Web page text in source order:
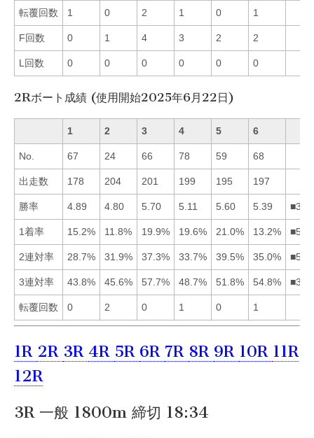
転覆回数 1 0 2 1 0 1
F回数 0 1 4 3 2 2
L回数 0 0 0 0 0 0
2Rボート成績 (使用開始2025年6月22日)
1 2 3 4 5 6
No. 67 24 66 78 59 68
出走数 178 204 201 199 195 197
勝率 4.89 4.80 5.70 5.11 5.60 5.39
1着率 15.2% 11.8% 19.9% 19.6% 21.0% 13.2%
2連対率 28.7% 31.9% 37.3% 33.7% 39.5% 35.0%
3連対率 43.8% 45.6% 57.7% 48.7% 51.8% 54.8%
転覆回数 0 2 0 1 0 1
1R 2R 3R 4R 5R 6R 7R 8R 9R 10R 11R
12R
3R 一般 1800m 締切 18:34